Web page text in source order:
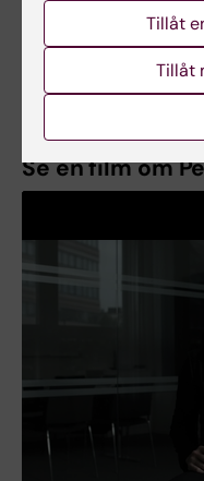
Text: Anders
Först publicerad
Cell to Society
Se en film om
Tillåt
Tillåt